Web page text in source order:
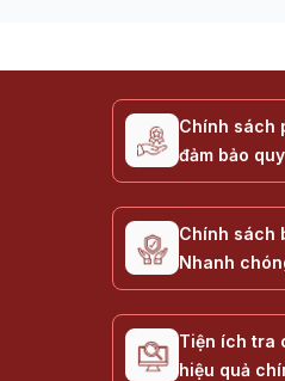
Chính sách
đảm bảo
Chính sách
Nhanh
Tiện ích tra
hiệu quả